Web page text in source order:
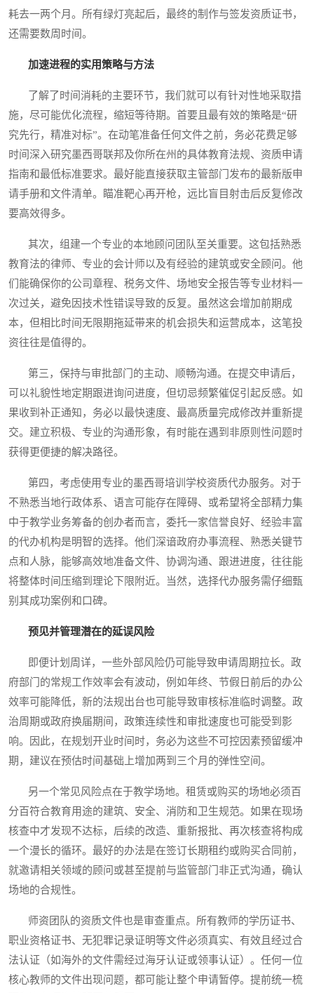
耗去一两个月。所有绿灯亮起后，最终的制作与签发资质证书，
还需要数周时间。
加速进程的实用策略与方法
了解了时间消耗的主要环节，我们就可以有针对性地采取措
施，尽可能优化流程，缩短等待期。首要且最有效的策略是“研
究先行，精准对标”。在动笔准备任何文件之前，务必花费足够
时间深入研究墨西哥联邦及你所在州的具体教育法规、资质申请
指南和最低标准要求。最好能直接获取主管部门发布的最新版申
请手册和文件清单。瞄准靶心再开枪，远比盲目射击后反复修改
要高效得多。
其次，组建一个专业的本地顾问团队至关重要。这包括熟悉
教育法的律师、专业的会计师以及有经验的建筑或安全顾问。他
们能确保你的公司章程、税务文件、场地安全报告等专业材料一
次过关，避免因技术性错误导致的反复。虽然这会增加前期成
本，但相比时间无限期拖延带来的机会损失和运营成本，这笔投
资往往是值得的。
第三，保持与审批部门的主动、顺畅沟通。在提交申请后，
可以礼貌性地定期跟进询问进度，但切忌频繁催促引起反感。如
果收到补正通知，务必以最快速度、最高质量完成修改并重新提
交。建立积极、专业的沟通形象，有时能在遇到非原则性问题时
获得更便捷的解决路径。
第四，考虑使用专业的墨西哥培训学校资质代办服务。对于
不熟悉当地行政体系、语言可能存在障碍、或希望将全部精力集
中于教学业务筹备的创办者而言，委托一家信誉良好、经验丰富
的代办机构是明智的选择。他们深谙政府办事流程、熟悉关键节
点和人脉，能够高效地准备文件、协调沟通、跟进进度，往往能
将整体时间压缩到理论下限附近。当然，选择代办服务需仔细甄
别其成功案例和口碑。
预见并管理潜在的延误风险
即便计划周详，一些外部风险仍可能导致申请周期拉长。政
府部门的常规工作效率会有波动，例如年终、节假日前后的办公
效率可能降低，新的法规出台也可能导致审核标准临时调整。政
治周期或政府换届期间，政策连续性和审批速度也可能受到影
响。因此，在规划开业时间时，务必为这些不可控因素预留缓冲
期，建议在预估时间基础上增加两到三个月的弹性空间。
另一个常见风险点在于教学场地。租赁或购买的场地必须百
分百符合教育用途的建筑、安全、消防和卫生规范。如果在现场
核查中才发现不达标，后续的改造、重新报批、再次核查将构成
一个漫长的循环。最好的办法是在签订长期租约或购买合同前，
就邀请相关领域的顾问或甚至提前与监管部门非正式沟通，确认
场地的合规性。
师资团队的资质文件也是审查重点。所有教师的学历证书、
职业资格证书、无犯罪记录证明等文件必须真实、有效且经过合
法认证（如海外的文件需经过海牙认证或领事认证）。任何一位
核心教师的文件出现问题，都可能让整个申请暂停。提前统一梳